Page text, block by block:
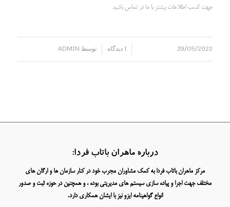
جهت کسب اطلاعات بیشتر با ما در تماس باشید
29/05/2022 1 دیدگاه توسط ADMIN
درباره ماهران باتاب فردا:
مرکز ماهران باتاب فردا به کمک مشاوران مجرب خود در کنار سازمان ها و ارگان های
مختلف جهت اجرا و پیاده سازی سیستم های مدیریتی بوده ، و همچنین در حوزه ثبت و صدور
انواع گواهینامه ایزو نیز با ایشان همکاری دارد.